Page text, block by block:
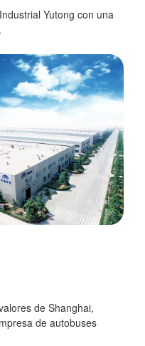
Yutong con una
de Shanghai,
de autobuses